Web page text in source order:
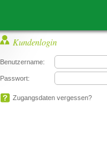
Kundenlogin
Benutzername:
Passwort:
Zugangsdaten vergessen?